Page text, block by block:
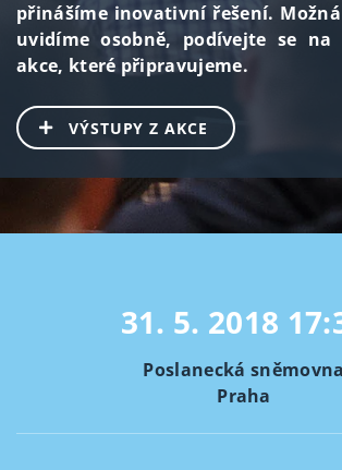
přinášíme inovativní řešení.
uvidíme osobně, podívejte se na
akce, které připravujeme.
VÝSTUPY Z AKCE
31. 5. 2018
Poslanecká sněmovna
Praha